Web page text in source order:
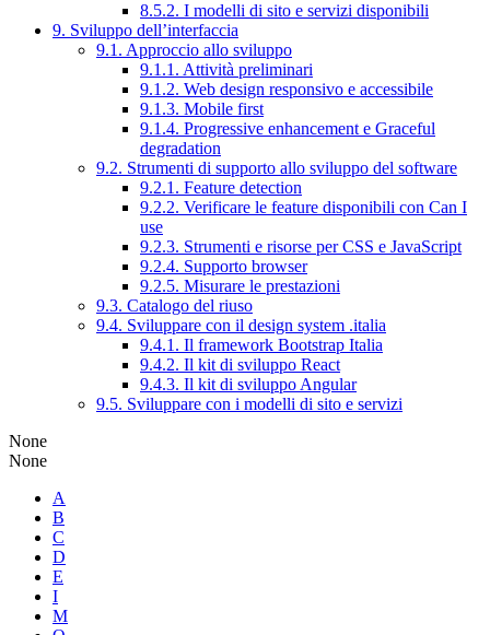
8.5.2. I modelli di sito e servizi disponibili
9. Sviluppo dell’interfaccia
9.1. Approccio allo sviluppo
9.1.1. Attività preliminari
9.1.2. Web design responsivo e accessibile
9.1.3. Mobile first
9.1.4. Progressive enhancement e Graceful
degradation
9.2. Strumenti di supporto allo sviluppo del software
9.2.1. Feature detection
9.2.2. Verificare le feature disponibili con Can I
use
9.2.3. Strumenti e risorse per CSS e JavaScript
9.2.4. Supporto browser
9.2.5. Misurare le prestazioni
9.3. Catalogo del riuso
9.4. Sviluppare con il design system .italia
9.4.1. Il framework Bootstrap Italia
9.4.2. Il kit di sviluppo React
9.4.3. Il kit di sviluppo Angular
9.5. Sviluppare con i modelli di sito e servizi
None
None
A
B
C
D
E
I
M